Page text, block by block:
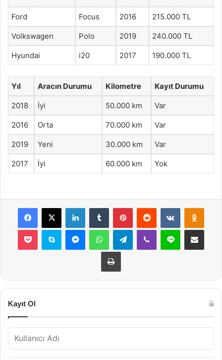
Ford Focus 2016 215.000 TL
Volkswagen Polo 2019 240.000 TL
Hyundai i20 2017 190.000 TL
Yıl Aracın Durumu Kilometre Kayıt Durumu
2018 İyi 50.000 km Var
2016 Orta 70.000 km Var
2019 Yeni 30.000 km Var
2017 İyi 60.000 km Yok
Facebook
X LinkedInTumblr PinterestReddit VKontakte
Pocket Skype MessengerWhatsAppTelegramViber Line E-Posta ile
Yazdır
Kayıt Ol